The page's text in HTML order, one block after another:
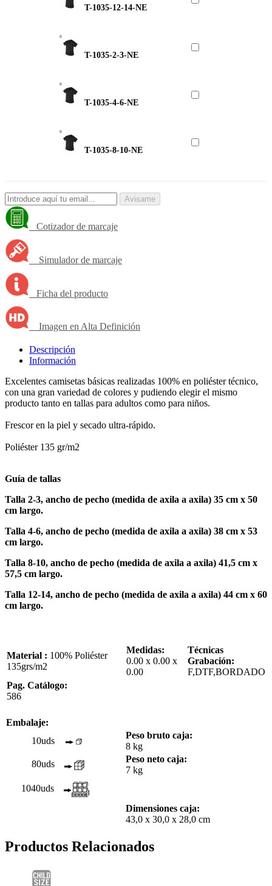
T-1035-12-14-NE
T-1035-2-3-NE
T-1035-4-6-NE
T-1035-8-10-NE
Avisame
Cotizador de marcaje
Simulador de marcaje
Ficha del producto
Imagen en Alta Definición
Descripción
Información
Excelentes camisetas básicas realizadas 100% en poliéster técnico,
con una gran variedad de colores y pudiendo elegir el mismo
producto tanto en tallas para adultos como para niños.
Frescor en la piel y secado ultra-rápido.
Poliéster 135 gr/m2
Guía de tallas
Talla 2-3, ancho de pecho (medida de axila a axila) 35 cm x 50
cm largo.
Talla 4-6, ancho de pecho (medida de axila a axila) 38 cm x 53
cm largo.
Talla 8-10, ancho de pecho (medida de axila a axila) 41,5 cm x
57,5 cm largo.
Talla 12-14, ancho de pecho (medida de axila a axila) 44 cm x 60
cm largo.
Material : 100% Poliéster
135grs/m2
Medidas:
0.00 x 0.00 x
0.00
Técnicas
Grabación:
F,DTF,BORDADO
Pag. Catálogo:
586
Embalaje:
10uds
Peso bruto caja:
8 kg
80uds
Peso neto caja:
7 kg
1040uds
Dimensiones caja:
43,0 x 30,0 x 28,0 cm
Productos Relacionados